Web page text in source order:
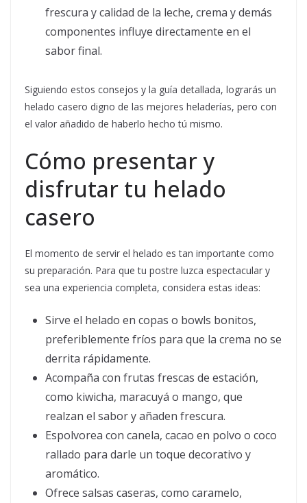
frescura y calidad de la leche, crema y demás
componentes influye directamente en el
sabor final.
Siguiendo estos consejos y la guía detallada, lograrás un
helado casero digno de las mejores heladerías, pero con
el valor añadido de haberlo hecho tú mismo.
Cómo presentar y
disfrutar tu helado
casero
El momento de servir el helado es tan importante como
su preparación. Para que tu postre luzca espectacular y
sea una experiencia completa, considera estas ideas:
Sirve el helado en copas o bowls bonitos,
preferiblemente fríos para que la crema no se
derrita rápidamente.
Acompaña con frutas frescas de estación,
como kiwicha, maracuyá o mango, que
realzan el sabor y añaden frescura.
Espolvorea con canela, cacao en polvo o coco
rallado para darle un toque decorativo y
aromático.
Ofrece salsas caseras, como caramelo,